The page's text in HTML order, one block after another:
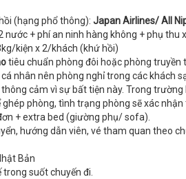
(hạng phổ thông): Japan Airlines/ All
nước + phí an ninh hàng không + phụ thu
kiện x 2/khách (khứ hồi)
tiêu chuẩn phòng đôi hoặc phòng truyền
nhân nên phòng nghỉ trong các khách
cảm vì sự bất tiện này. Trong
phòng, tình trạng phòng sẽ xác
+ extra bed (giường phụ/ sofa).
hướng dẫn viên, vé tham quan theo
Bản
trong suốt chuyến đi.